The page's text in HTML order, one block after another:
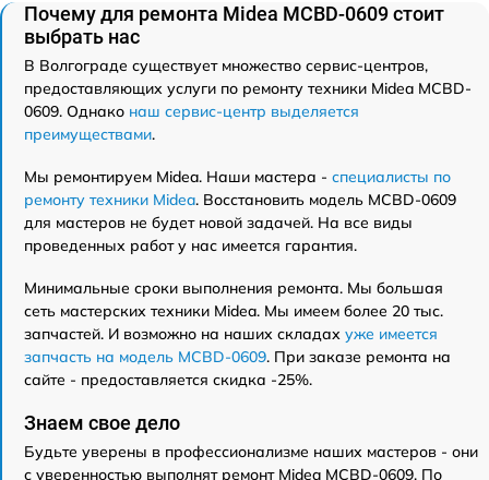
Почему для ремонта Midea MCBD-0609 стоит
выбрать нас
В Волгограде существует множество сервис-центров,
предоставляющих услуги по ремонту техники Midea MCBD-
0609. Однако наш сервис-центр выделяется
преимуществами.
Мы ремонтируем Midea. Наши мастера - специалисты по
ремонту техники Midea. Восстановить модель MCBD-0609
для мастеров не будет новой задачей. На все виды
проведенных работ у нас имеется гарантия.
Минимальные сроки выполнения ремонта. Мы большая
сеть мастерских техники Midea. Мы имеем более 20 тыс.
запчастей. И возможно на наших складах уже имеется
запчасть на модель MCBD-0609. При заказе ремонта на
сайте - предоставляется скидка -25%.
Знаем свое дело
Будьте уверены в профессионализме наших мастеров - они
с уверенностью выполнят ремонт Midea MCBD-0609. По